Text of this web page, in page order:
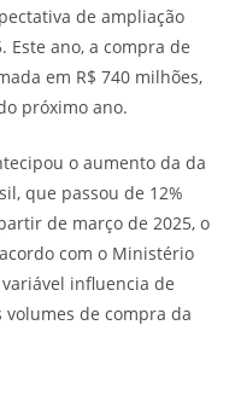
de ampliação
Este ano, a compra de
em R$ 740 milhões,
próximo ano.
o aumento da da
que passou de 12%
de março de 2025, o
com o Ministério
influencia de
de compra da